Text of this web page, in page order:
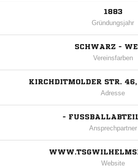
1883
Gründungsjahr
SCHWARZ -
Vereinsfarben
KIRCHDITMOLDER STR.
Adresse
-
Ansprechpartner
Website